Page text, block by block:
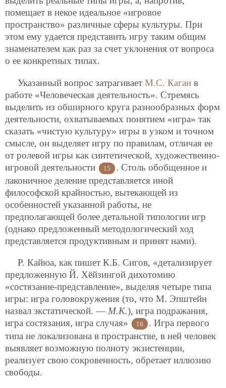
помещает в некое идеальное «игровое
пространство» различные сферы культуры. При
этом ему удается представить игру таким общим
знаменателем как раз за счет уклонения от вопроса
о ее конкретных типах.
Указанный вопрос затрагивает М.С. Каган в
работе «Человеческая деятельность». Стремясь
выделить из обширного круга разнообразных форм
деятельности, охватываемых понятием «игра» так
сказать «чистую культуру» игры в узком и точном
смысле, он выделяет игру по правилам, отличая ее
от ролевой игры как синтетической, художественно-
игровой деятельности
15
. Столь обобщенное и
лаконичное деление представляется иной
философской крайностью, вытекающей из
особенностей указанной работы, не
предполагающей более детальной типологии игр
(однако предложенный методологический ход
представляется продуктивным и принят нами).
Р. Кайюа, как пишет К.Б. Сигов, «детализирует
предложенную Й. Хёйзингой дихотомию
«состязание-представление», выделяя четыре типа
игры: игра головокружения (то, что М. Эпштейн
назвал экстатической. — М.К.), игра подражания,
игра состязания, игра случая»
16
. Игра первого
типа не локализована в пространстве, в ней человек
выявляет возможную полноту экзистенции,
реализует свою сокровенность, обретает иллюзию
свободы.